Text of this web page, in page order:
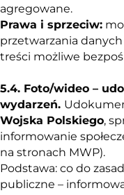
agregowane.
Prawa i sprzeciw:
przetwarzania
treści możliwe
5.4. Foto/wideo –
wydarzeń.
Wojska Polskiego,
informowanie
na stronach MWP).
Podstawa: co do
publiczne –